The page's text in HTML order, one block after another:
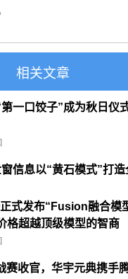
相关文章
一口饺子”成为秋日仪
信息以“黄石模式”打造
式发布“Fusion融合模
格超越顶级模型的智商
赛收官，华宇元典携手